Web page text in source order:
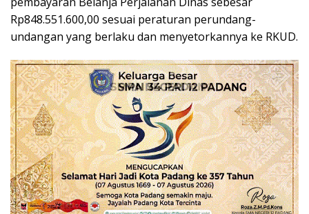
Rp848.551.600,00 sesuai peraturan perundang-
undangan yang berlaku dan menyetorkannya ke RKUD.